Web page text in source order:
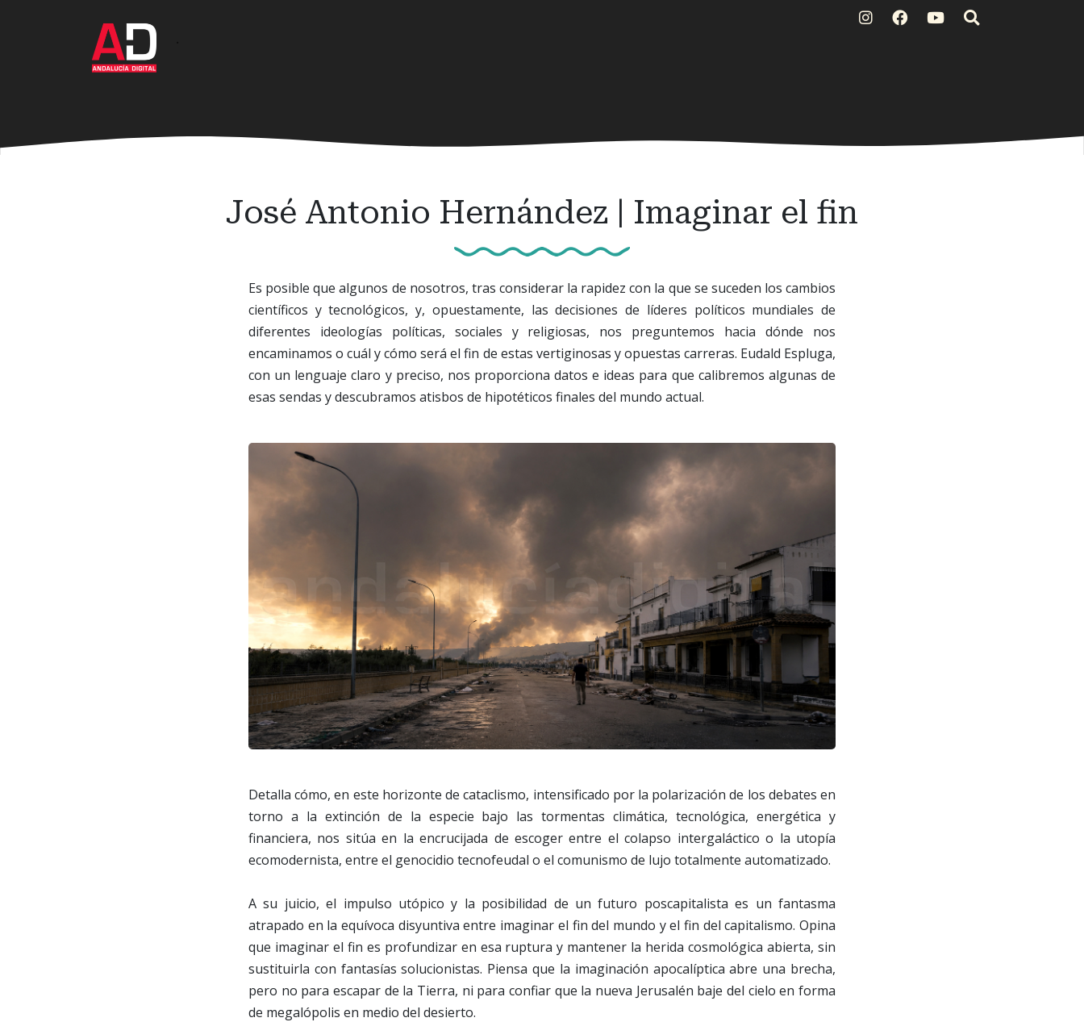
José Antonio Hernández | Imaginar el fin
Es posible que algunos de nosotros, tras considerar la rapidez con la que se suceden los cambios
científicos y tecnológicos, y, opuestamente, las decisiones de líderes políticos mundiales de
diferentes ideologías políticas, sociales y religiosas, nos preguntemos hacia dónde nos
encaminamos o cuál y cómo será el fin de estas vertiginosas y opuestas carreras. Eudald Espluga,
con un lenguaje claro y preciso, nos proporciona datos e ideas para que calibremos algunas de
esas sendas y descubramos atisbos de hipotéticos finales del mundo actual.
Detalla cómo, en este horizonte de cataclismo, intensificado por la polarización de los debates en
torno a la extinción de la especie bajo las tormentas climática, tecnológica, energética y
financiera, nos sitúa en la encrucijada de escoger entre el colapso intergaláctico o la utopía
ecomodernista, entre el genocidio tecnofeudal o el comunismo de lujo totalmente automatizado.
A su juicio, el impulso utópico y la posibilidad de un futuro poscapitalista es un fantasma
atrapado en la equívoca disyuntiva entre imaginar el fin del mundo y el fin del capitalismo. Opina
que imaginar el fin es profundizar en esa ruptura y mantener la herida cosmológica abierta, sin
sustituirla con fantasías solucionistas. Piensa que la imaginación apocalíptica abre una brecha,
pero no para escapar de la Tierra, ni para confiar que la nueva Jerusalén baje del cielo en forma
de megalópolis en medio del desierto.